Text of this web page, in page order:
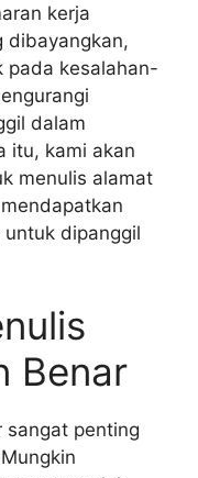
kerja
dibayangkan,
pada kesalahan-
dalam
itu, kami akan
menulis alamat
dipanggil
Benar
sangat penting